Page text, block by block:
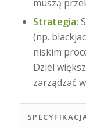
muszą
Strategia:
(np.
niskim
Dziel
zarządzać